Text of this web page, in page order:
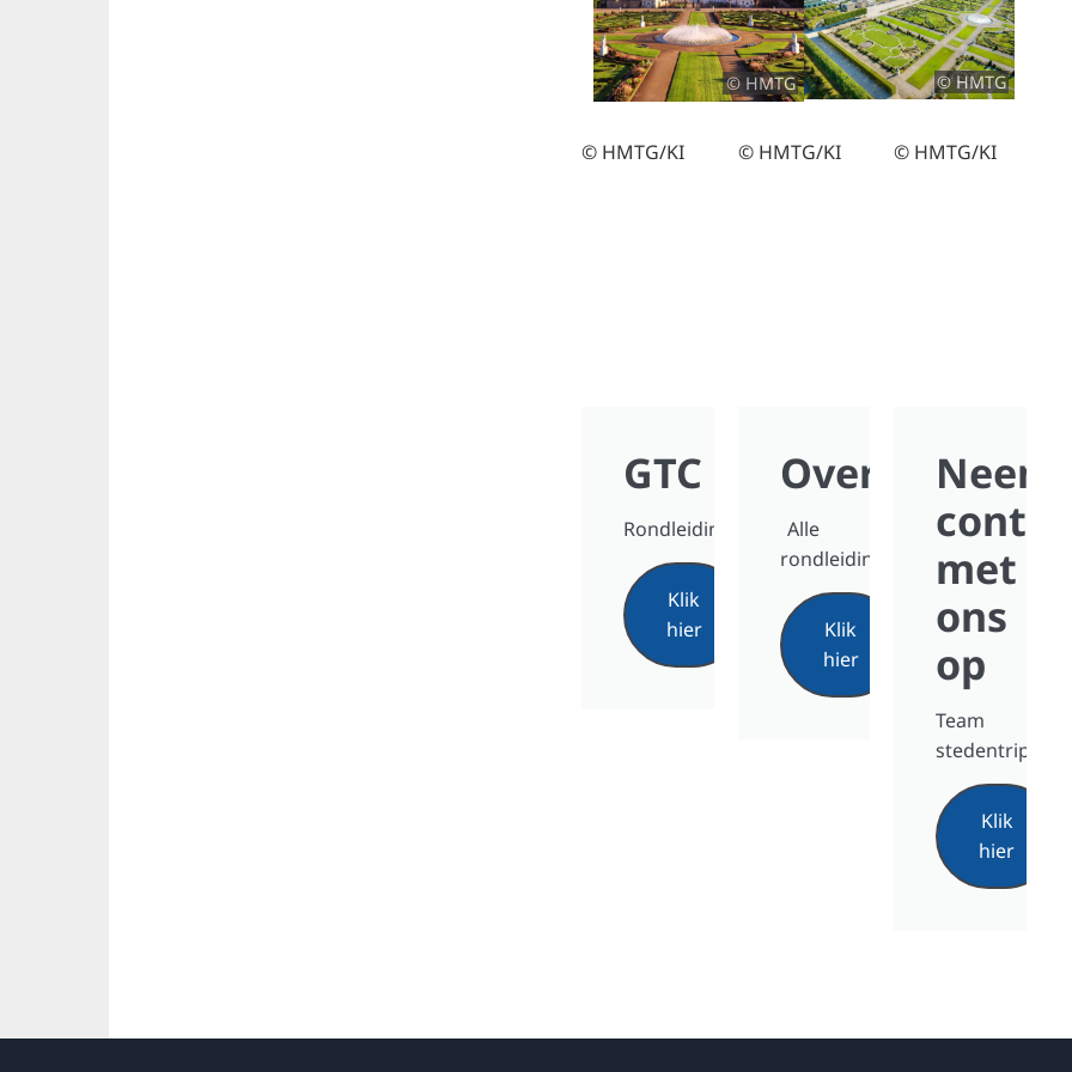
© HMTG © HMTG
© HMTG/KI
GTC
Rondleidingen
Klik
hier
© HMTG/KI
Overzicht
Alle
rondleidingen
Klik
hier
© HMTG/KI
Neem
met
ons
op
Team
stedentrip
Klik
hier